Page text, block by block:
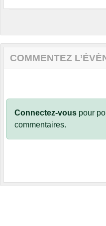
COMMENTEZ
Connectez-vous pour
commentaires.